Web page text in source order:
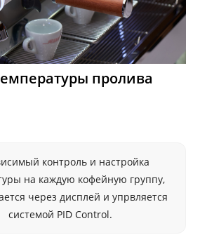
пролива
контроль и настройка
на каждую кофейную группу,
через дисплей и упрвляется
системой PID Control.